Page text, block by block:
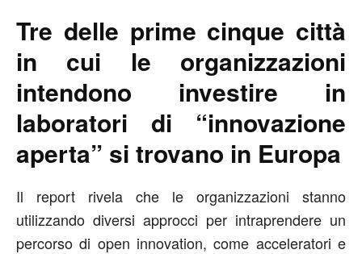
Tre delle prime cinque città
in cui le organizzazioni
intendono investire in
laboratori di “innovazione
aperta” si trovano in Europa
Il report rivela che le organizzazioni stanno
utilizzando diversi approcci per intraprendere un
percorso di open innovation, come acceleratori e